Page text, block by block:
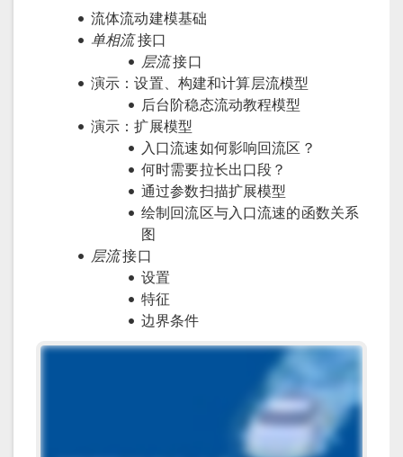
流体流动建模基础
单相流接口
层流接口
演示：设置、构建和计算层流模型
后台阶稳态流动教程模型
演示：扩展模型
入口流速如何影响回流区？
何时需要拉长出口段？
通过参数扫描扩展模型
绘制回流区与入口流速的函数关系
图
层流接口
设置
特征
边界条件